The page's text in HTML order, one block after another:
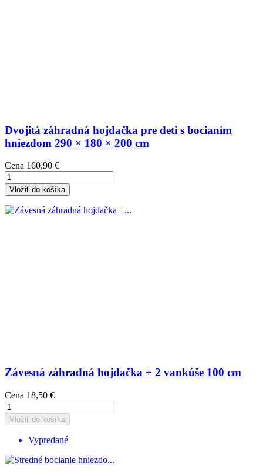
Dvojitá záhradná hojdačka pre deti s bocianím
hniezdom 290 × 180 × 200 cm
Cena 160,90 €
Vložiť do košíka
Závesná záhradná hojdačka + 2 vankúše 100 cm
Cena 18,50 €
Vložiť do košíka
Vypredané